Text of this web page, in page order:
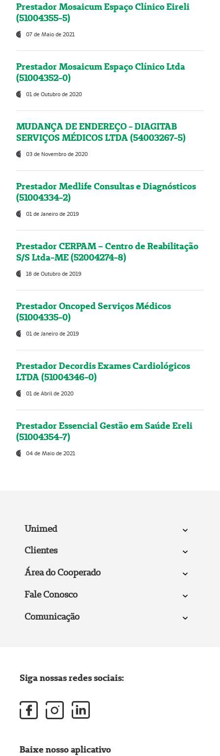
Prestador Mosaicum Espaço Clínico Eireli
(51004355-5)
07 de Maio de 2021
Prestador Mosaicum Espaço Clínico Ltda
(51004352-0)
01 de Outubro de 2020
MUDANÇA DE ENDEREÇO - DIAGITAB
SERVIÇOS MÉDICOS LTDA (54003267-5)
03 de Novembro de 2020
Prestador Medlife Consultas e Diagnósticos
(51004334-2)
01 de Janeiro de 2019
Prestador CERPAM – Centro de Reabilitação
S/S Ltda-ME (52004274-8)
18 de Outubro de 2019
Prestador Oncoped Serviços Médicos
(51004335-0)
01 de Janeiro de 2019
Prestador Decordis Exames Cardiológicos
LTDA (51004346-0)
01 de Abril de 2020
Prestador Essencial Gestão em Saúde Ereli
(51004354-7)
04 de Maio de 2021
Unimed
Clientes
Área do Cooperado
Fale Conosco
Comunicação
Siga nossas redes sociais:
Baixe nosso aplicativo